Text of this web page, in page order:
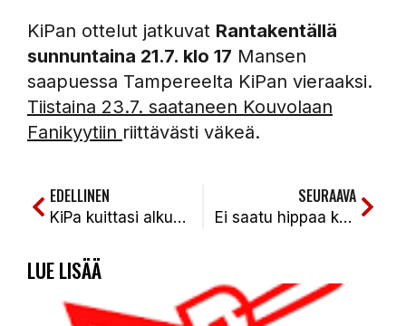
KiPan ottelut jatkuvat Rantakentällä
sunnuntaina 21.7. klo 17 Mansen
saapuessa Tampereelta KiPan vieraaksi.
Tiistaina 23.7. saataneen Kouvolaan
Fanikyytiin riittävästi väkeä.
EDELLINEN
KiPa kuittasi alkukauden JymyJussi-tappion vaikka nyt ei ollut KiPan lyöntipäivä. KiPa-SJJ 2-0 (4-2, 2-1)
SEURAAVA
Ei saatu hippaa kaverista millään osa-alueella, ei ulkona eikä sisällä. KiPa-Manse 0-2 (1-7, 2-9)
LUE LISÄÄ